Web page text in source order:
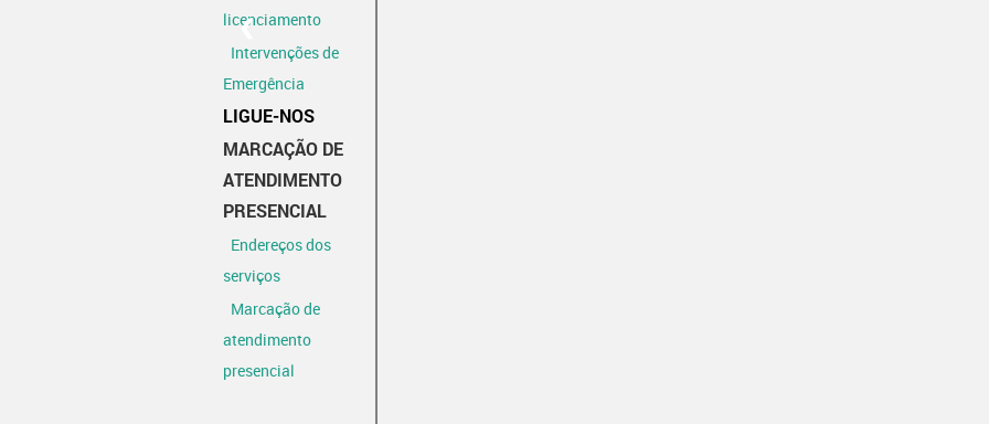
❮
licenciamento
Intervenções de
Emergência
LIGUE-NOS
MARCAÇÃO DE
ATENDIMENTO
PRESENCIAL
Endereços dos
serviços
Marcação de
atendimento
presencial